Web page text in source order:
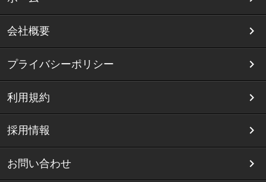
会社概要
プライバシーポリシー
利用規約
採用情報
お問い合わせ